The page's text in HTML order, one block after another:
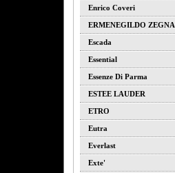
Enrico Coveri
ERMENEGILDO ZEGNA
Escada
Essential
Essenze Di Parma
ESTEE LAUDER
ETRO
Eutra
Everlast
Exte'